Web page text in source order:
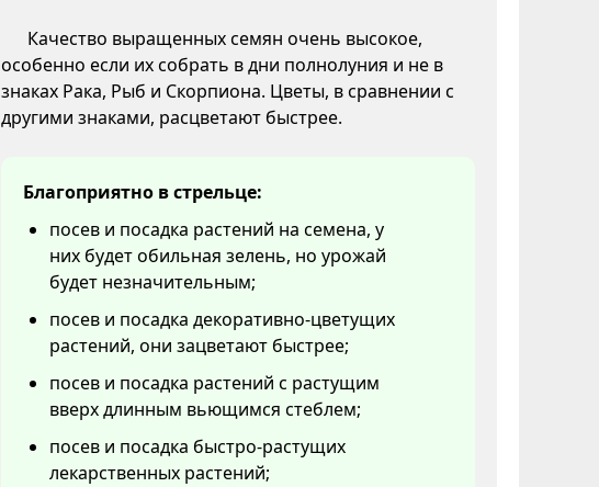
Качество выращенных семян очень высокое,
особенно если их собрать в дни полнолуния и не в
знаках Рака, Рыб и Скорпиона. Цветы, в сравнении с
другими знаками, расцветают быстрее.
Благоприятно в стрельце:
посев и посадка растений на семена, у
них будет обильная зелень, но урожай
будет незначительным;
посев и посадка декоративно-цветущих
растений, они зацветают быстрее;
посев и посадка растений с растущим
вверх длинным вьющимся стеблем;
посев и посадка быстро-растущих
лекарственных растений;